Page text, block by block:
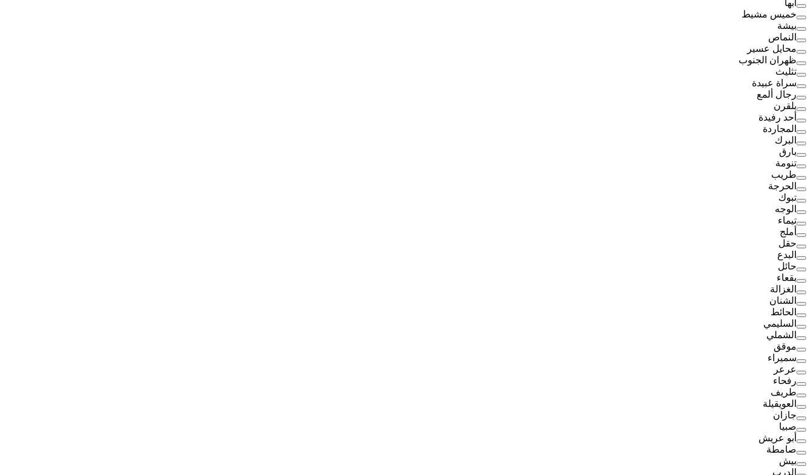
أبها
خميس مشيط
بيشة
النماص
محايل عسير
ظهران الجنوب
تثليث
سراة عبيدة
رجال ألمع
بلقرن
أحد رفيدة
المجاردة
البرك
بارق
تنومة
طريب
الحرجة
تبوك
الوجه
تيماء
أملج
حقل
البدع
حائل
بقعاء
الغزالة
الشنان
الحائط
السليمي
الشملي
موقق
سميراء
عرعر
رفحاء
طريف
العويقيلة
جازان
صبيا
أبو عريش
صامطة
بيش
الدرب